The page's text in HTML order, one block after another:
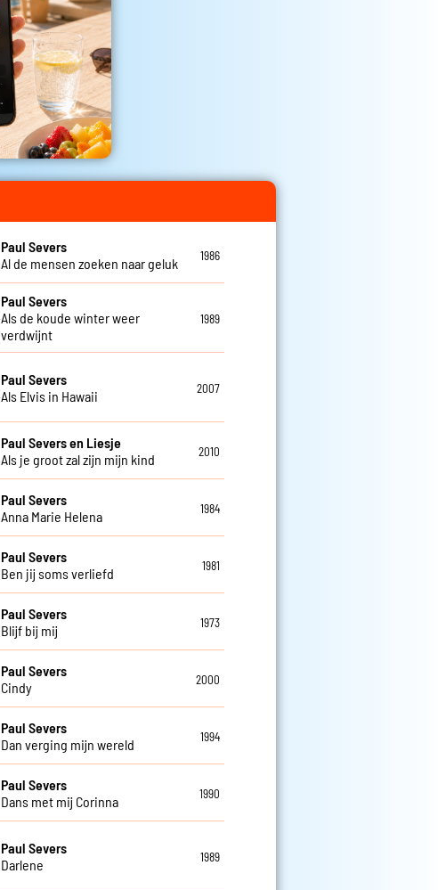
Paul Severs
Al de mensen zoeken naar geluk
1986
Paul Severs
Als de koude winter weer
verdwijnt
1989
Paul Severs
Als Elvis in Hawaii
2007
Paul Severs en Liesje
Als je groot zal zijn mijn kind
2010
Paul Severs
Anna Marie Helena
1984
Paul Severs
Ben jij soms verliefd
1981
Paul Severs
Blijf bij mij
1973
Paul Severs
Cindy
2000
Paul Severs
Dan verging mijn wereld
1994
Paul Severs
Dans met mij Corinna
1990
Paul Severs
Darlene
1989